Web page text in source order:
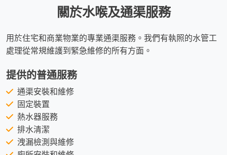
關於水喉及通渠服務
用於住宅和商業物業的專業通渠服務。我們有執照的水管工
處理從常規維護到緊急維修的所有方面。
提供的普通服務
通渠安裝和維修
固定裝置
熱水器服務
排水清潔
洩漏檢測與維修